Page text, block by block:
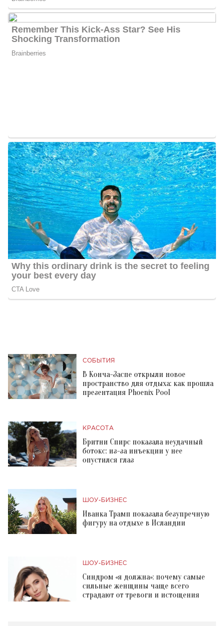
СОБЫТИЯ
В Конча-Заспе открыли новое
пространство для отдыха: как прошла
презентация Phoenix Pool
КРАСОТА
Бритни Спирс показала неудачный
ботокс: из-за инъекции у нее
опустился глаз
ШОУ-БИЗНЕС
Иванка Трамп показала безупречную
фигуру на отдыхе в Исландии
ШОУ-БИЗНЕС
Синдром «я должна»: почему самые
сильные женщины чаще всего
страдают от тревоги и истощения